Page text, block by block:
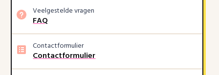
Veelgestelde vragen
FAQ
Contactformulier
Contactformulier